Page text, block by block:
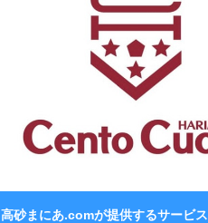
高砂まにあ.comが提供するサービス